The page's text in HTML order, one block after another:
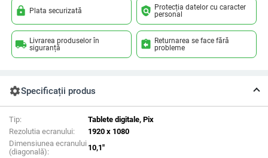
lock Plata securizată policy Protecția datelor cu caracter
personal
local_shipping Livrarea produselor în
siguranță
assignment_return Returnarea se face fără
probleme
settingsSpecificații produs
Tip:
Tablete digitale, Pix
Rezolutia ecranului:
1920 x 1080
Dimensiunea ecranului
(diagonală):
10,1"